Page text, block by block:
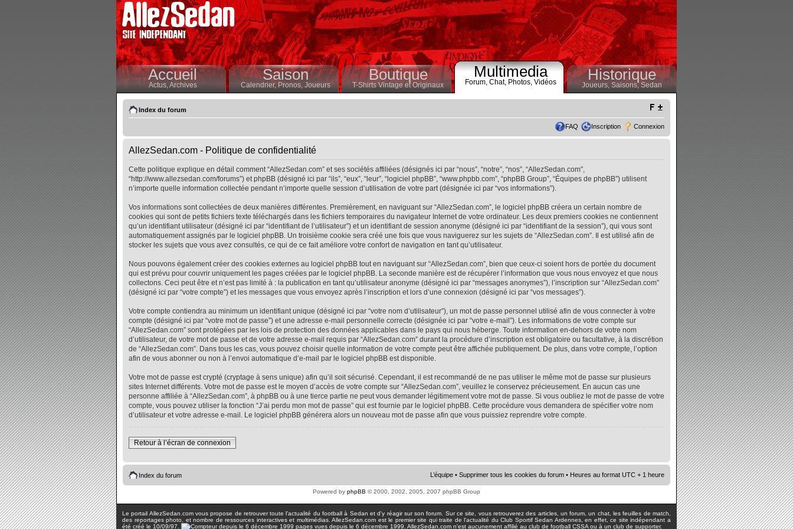
Accueil
Actus,Archives
Saison
Calendrier,Pronos, Joueurs
Boutique
T-Shirts Vintage et Originaux
Multimedia
Forum, Chat, Photos, Vidéos Historique
Joueurs, Saisons,Sedan
Index du forum
FAQ Inscription Connexion
AllezSedan.com - Politique de confidentialité
Cette politique explique en détail comment “AllezSedan.com” et ses sociétés affiliées (désignés ici par “nous”, “notre”, “nos”, “AllezSedan.com”,
“http://www.allezsedan.com/forums”) et phpBB (désigné ici par “ils”, “eux”, “leur”, “logiciel phpBB”, “www.phpbb.com”, “phpBB Group”, “Équipes de phpBB”) utilisent
n’importe quelle information collectée pendant n’importe quelle session d’utilisation de votre part (désignée ici par “vos informations”).
Vos informations sont collectées de deux manières différentes. Premièrement, en naviguant sur “AllezSedan.com”, le logiciel phpBB créera un certain nombre de
cookies qui sont de petits fichiers texte téléchargés dans les fichiers temporaires du navigateur Internet de votre ordinateur. Les deux premiers cookies ne contiennent
qu’un identifiant utilisateur (désigné ici par “identifiant de l’utilisateur”) et un identifiant de session anonyme (désigné ici par “identifiant de la session”), qui vous sont
automatiquement assignés par le logiciel phpBB. Un troisième cookie sera créé une fois que vous naviguerez sur les sujets de “AllezSedan.com”. Il est utilisé afin de
stocker les sujets que vous avez consultés, ce qui de ce fait améliore votre confort de navigation en tant qu’utilisateur.
Nous pouvons également créer des cookies externes au logiciel phpBB tout en naviguant sur “AllezSedan.com”, bien que ceux-ci soient hors de portée du document
qui est prévu pour couvrir uniquement les pages créées par le logiciel phpBB. La seconde manière est de récupérer l’information que vous nous envoyez et que nous
collectons. Ceci peut être et n’est pas limité à : la publication en tant qu’utilisateur anonyme (désigné ici par “messages anonymes”), l’inscription sur “AllezSedan.com”
(désigné ici par “votre compte”) et les messages que vous envoyez après l’inscription et lors d’une connexion (désigné ici par “vos messages”).
Votre compte contiendra au minimum un identifiant unique (désigné ici par “votre nom d’utilisateur”), un mot de passe personnel utilisé afin de vous connecter à votre
compte (désigné ici par “votre mot de passe”) et une adresse e-mail personnelle correcte (désignée ici par “votre e-mail”). Les informations de votre compte sur
“AllezSedan.com” sont protégées par les lois de protection des données applicables dans le pays qui nous héberge. Toute information en-dehors de votre nom
d’utilisateur, de votre mot de passe et de votre adresse e-mail requis par “AllezSedan.com” durant la procédure d’inscription est obligatoire ou facultative, à la discrétion
de “AllezSedan.com”. Dans tous les cas, vous pouvez choisir quelle information de votre compte peut être affichée publiquement. De plus, dans votre compte, l’option
afin de vous abonner ou non à l’envoi automatique d’e-mail par le logiciel phpBB est disponible.
Votre mot de passe est crypté (cryptage à sens unique) afin qu’il soit sécurisé. Cependant, il est recommandé de ne pas utiliser le même mot de passe sur plusieurs
sites Internet différents. Votre mot de passe est le moyen d’accès de votre compte sur “AllezSedan.com”, veuillez le conservez précieusement. En aucun cas une
personne affiliée à “AllezSedan.com”, à phpBB ou à une tierce partie ne peut vous demander légitimement votre mot de passe. Si vous oubliez le mot de passe de votre
compte, vous pouvez utiliser la fonction “J’ai perdu mon mot de passe” qui est fournie par le logiciel phpBB. Cette procédure vous demandera de spécifier votre nom
d’utilisateur et votre adresse e-mail. Le logiciel phpBB générera alors un nouveau mot de passe afin que vous puissiez reprendre votre compte.
Retour à l’écran de connexion
Index du forum L’équipe • Supprimer tous les cookies du forum • Heures au format UTC + 1 heure
Powered by phpBB © 2000, 2002, 2005, 2007 phpBB Group
Le portail AllezSedan.com vous propose de retrouver toute l'actualité du football à Sedan et d'y réagir sur son forum. Sur ce site, vous retrouverez des articles, un forum, un chat, les feuilles de match,
des reportages photo, et nombre de ressources interactives et multimédias. AllezSedan.com est le premier site qui traite de l'actualité du Club Sportif Sedan Ardennes, en effet, ce site indépendant a
été créé le 10/09/97.
pages vues depuis le 6 décembre 1999. AllezSedan.com n'est aucunement affilié au club de football CSSA ou à un club de supporter.